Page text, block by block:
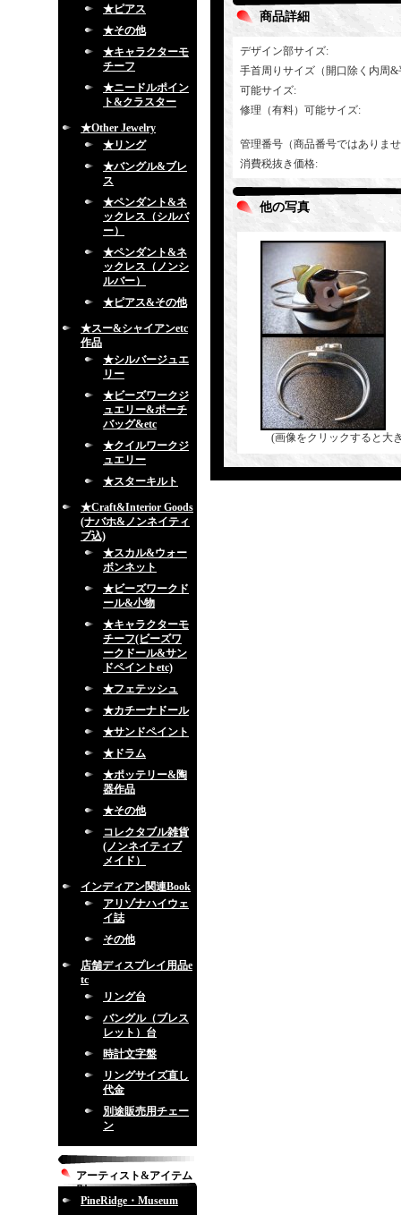
★ピアス
★その他
★キャラクターモ
チーフ
★ニードルポイン
ト&クラスター
★Other Jewelry
★リング
★バングル&ブレ
ス
★ペンダント&ネ
ックレス（シルバ
ー）
★ペンダント&ネ
ックレス（ノンシ
ルバー）
★ピアス&その他
★スー&シャイアンetc
作品
★シルバージュエ
リー
★ビーズワークジ
ュエリー&ポーチ
バッグ&etc
★クイルワークジ
ュエリー
★スターキルト
★Craft&Interior Goods
(ナバホ&ノンネイティ
ブ込)
★スカル&ウォー
ボンネット
★ビーズワークド
ール&小物
★キャラクターモ
チーフ(ビーズワ
ークドール&サン
ドペイントetc)
★フェテッシュ
★カチーナドール
★サンドペイント
★ドラム
★ポッテリー&陶
器作品
★その他
コレクタブル雑貨
(ノンネイティブ
メイド）
インディアン関連Book
アリゾナハイウェ
イ誌
その他
店舗ディスプレイ用品e
tc
リング台
バングル（ブレス
レット）台
時計文字盤
リングサイズ直し
代金
別途販売用チェー
ン
アーティスト&アイテム
別
PineRidge・Museum
商品詳細
デザイン部サイズ:
手首周りサイズ（開口除く内周&
可能サイズ:
修理（有料）可能サイズ:
管理番号（商品番号ではありま
消費税抜き価格:
他の写真
(画像をクリックすると大